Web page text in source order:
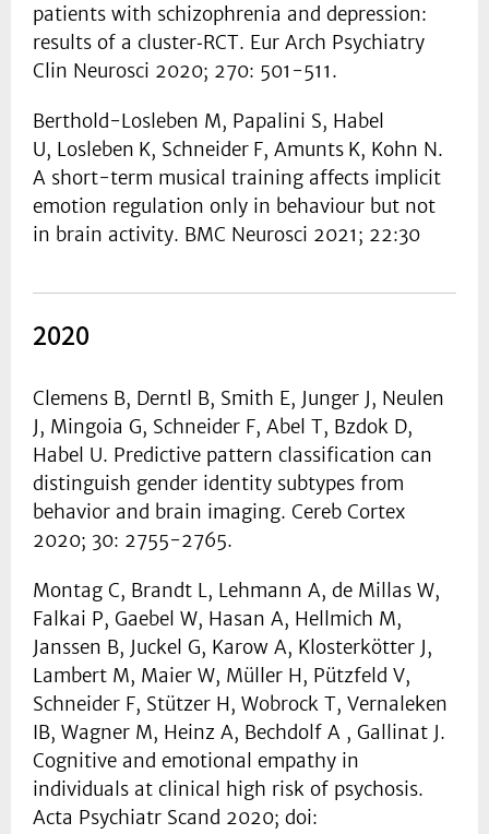
patients with schizophrenia and depression:
results of a cluster‑RCT. Eur Arch Psychiatry
Clin Neurosci 2020; 270: 501-511.
Berthold-Losleben M, Papalini S, Habel
U, Losleben K, Schneider F, Amunts K, Kohn N.
A short-term musical training affects implicit
emotion regulation only in behaviour but not
in brain activity. BMC Neurosci 2021; 22:30
2020
Clemens B, Derntl B, Smith E, Junger J, Neulen
J, Mingoia G, Schneider F, Abel T, Bzdok D,
Habel U. Predictive pattern classification can
distinguish gender identity subtypes from
behavior and brain imaging. Cereb Cortex
2020; 30: 2755-2765.
Montag C, Brandt L, Lehmann A, de Millas W,
Falkai P, Gaebel W, Hasan A, Hellmich M,
Janssen B, Juckel G, Karow A, Klosterkötter J,
Lambert M, Maier W, Müller H, Pützfeld V,
Schneider F, Stützer H, Wobrock T, Vernaleken
IB, Wagner M, Heinz A, Bechdolf A , Gallinat J.
Cognitive and emotional empathy in
individuals at clinical high risk of psychosis.
Acta Psychiatr Scand 2020; doi: